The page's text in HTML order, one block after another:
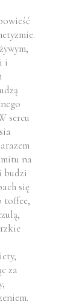
i
sercu
na
budzi
się
toffee,
za